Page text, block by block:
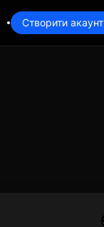
Створити акаунт